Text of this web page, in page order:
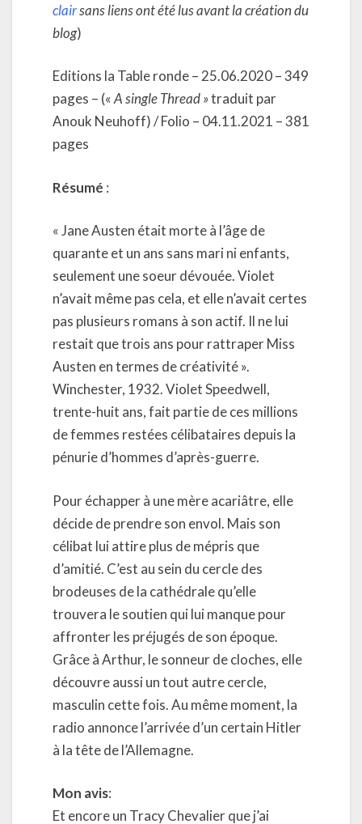
clairsans liens ont été lus avant la création du
blog)
Editions la Table ronde – 25.06.2020 – 349
pages – («A single Thread »traduit par
Anouk Neuhoff) / Folio – 04.11.2021 – 381
pages
Résumé :
« Jane Austen était morte à l’âge de
quarante et un ans sans mari ni enfants,
seulement une soeur dévouée. Violet
n’avait même pas cela, et elle n’avait certes
pas plusieurs romans à son actif. Il ne lui
restait que trois ans pour rattraper Miss
Austen en termes de créativité ».
Winchester, 1932. Violet Speedwell,
trente-huit ans, fait partie de ces millions
de femmes restées célibataires depuis la
pénurie d’hommes d’après-guerre.
Pour échapper à une mère acariâtre, elle
décide de prendre son envol. Mais son
célibat lui attire plus de mépris que
d’amitié. C’est au sein du cercle des
brodeuses de la cathédrale qu’elle
trouvera le soutien qui lui manque pour
affronter les préjugés de son époque.
Grâce à Arthur, le sonneur de cloches, elle
découvre aussi un tout autre cercle,
masculin cette fois. Au même moment, la
radio annonce l’arrivée d’un certain Hitler
à la tête de l’Allemagne.
Mon avis:
Et encore un Tracy Chevalier que j’ai